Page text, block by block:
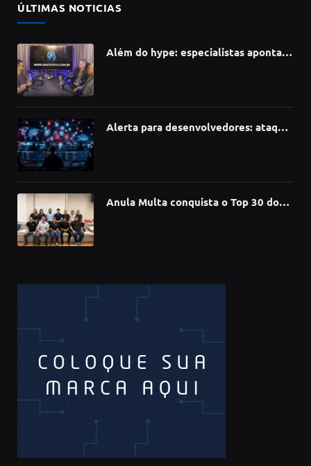
ÚLTIMAS NOTICIAS
Além do hype: especialistas apontam
Alerta para desenvolvedores: ataque
Anula Multa conquista o Top 30 do